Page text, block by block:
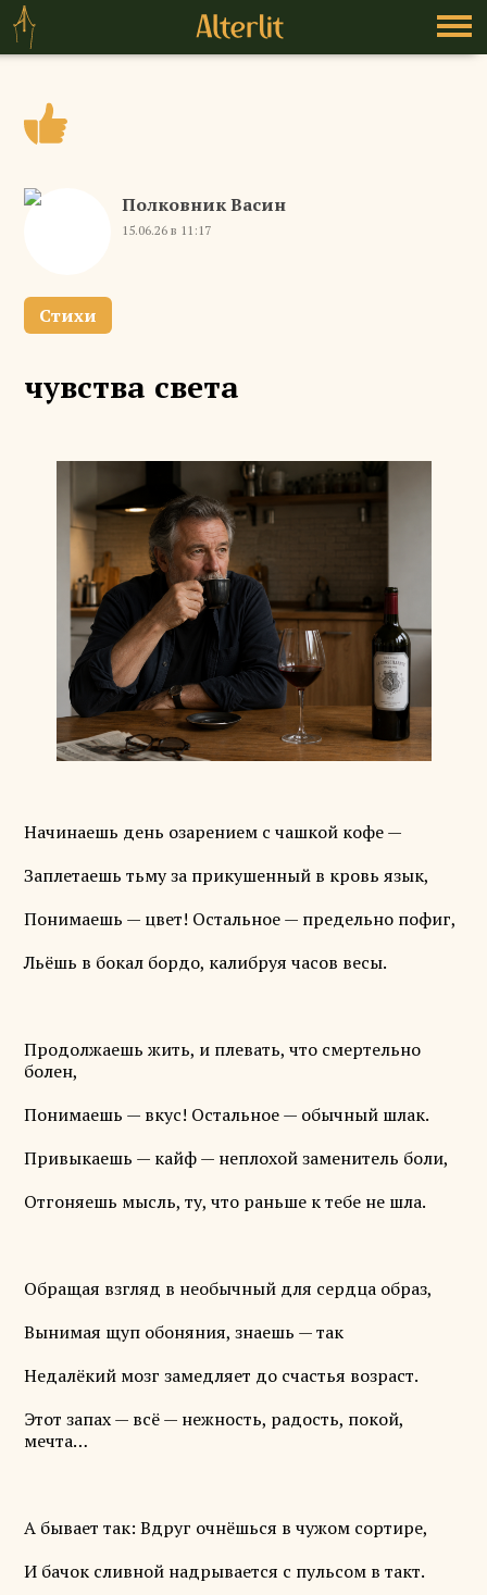
Полковник Васин
15.06.26 в 11:17
Стихи
чувства света
Начинаешь день озарением с чашкой кофе —
Заплетаешь тьму за прикушенный в кровь язык,
Понимаешь — цвет! Остальное — предельно пофиг,
Льёшь в бокал бордо, калибруя часов весы.
Продолжаешь жить, и плевать, что смертельно
болен,
Понимаешь — вкус! Остальное — обычный шлак.
Привыкаешь — кайф — неплохой заменитель боли,
Отгоняешь мысль, ту, что раньше к тебе не шла.
Обращая взгляд в необычный для сердца образ,
Вынимая щуп обоняния, знаешь — так
Недалёкий мозг замедляет до счастья возраст.
Этот запах — всё — нежность, радость, покой,
мечта…
А бывает так: Вдруг очнёшься в чужом сортире,
И бачок сливной надрывается с пульсом в такт.